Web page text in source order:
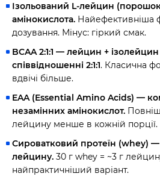
Ізольований L-лейцин
амінокислота. Найефективніша
дозування. Мінус: гіркий смак.
BCAA 2:1:1 — лейцин + ізолейцин
співвідношенні 2:1:1. Класична
вдвічі більше.
EAA (Essential Amino Acids) —
незамінних амінокислот.
лейцину менше в кожній порції.
Сироватковий протеїн (whey)
лейцину. 30 г whey = ~3 г
найпрактичніший варіант.